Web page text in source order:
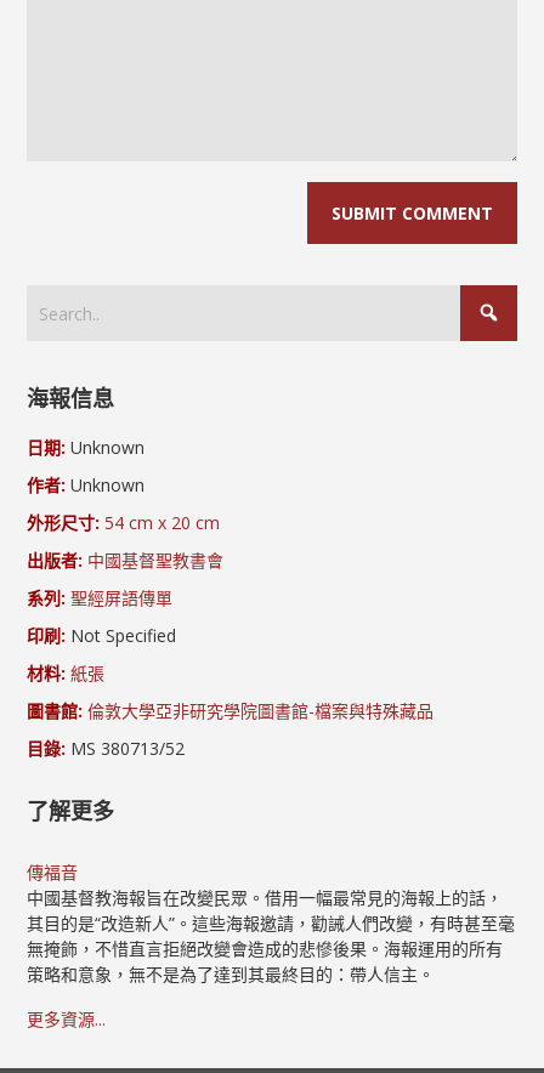
海報信息
日期: Unknown
作者: Unknown
外形尺寸: 54 cm x 20 cm
出版者: 中國基督聖教書會
系列: 聖經屏語傳單
印刷: Not Specified
材料: 紙張
圖書館: 倫敦大學亞非研究學院圖書館-檔案與特殊藏品
目錄: MS 380713/52
了解更多
傳福音
中國基督教海報旨在改變民眾。借用一幅最常見的海報上的話，
其目的是“改造新人”。這些海報邀請，勸誡人們改變，有時甚至毫
無掩飾，不惜直言拒絕改變會造成的悲慘後果。海報運用的所有
策略和意象，無不是為了達到其最終目的：帶人信主。
更多資源...